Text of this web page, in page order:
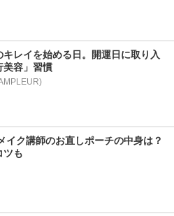
キレイを始める日。開運日に取り入
美容」習慣
イク講師のお直しポーチの中身は？
ツも